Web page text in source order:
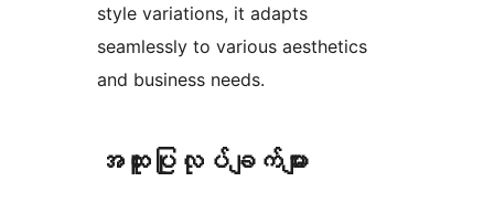
style variations, it adapts
seamlessly to various aesthetics
and business needs.
အ​ထူး​ပြု​လုပ်​ချက်​များ